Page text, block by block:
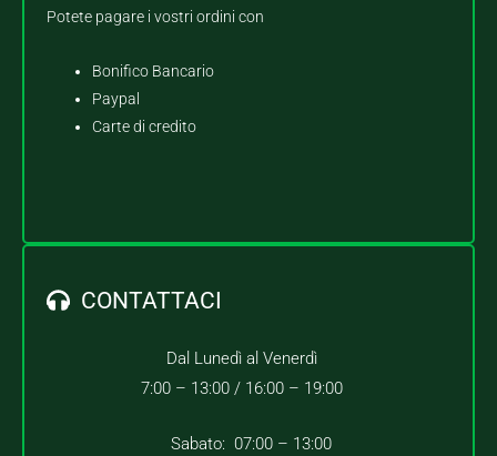
Potete pagare i vostri ordini con
Bonifico Bancario
Paypal
Carte di credito
CONTATTACI
Dal Lunedì al Venerdì
7:00 – 13:00 / 16:00 – 19:00
Sabato: 07:00 – 13:00